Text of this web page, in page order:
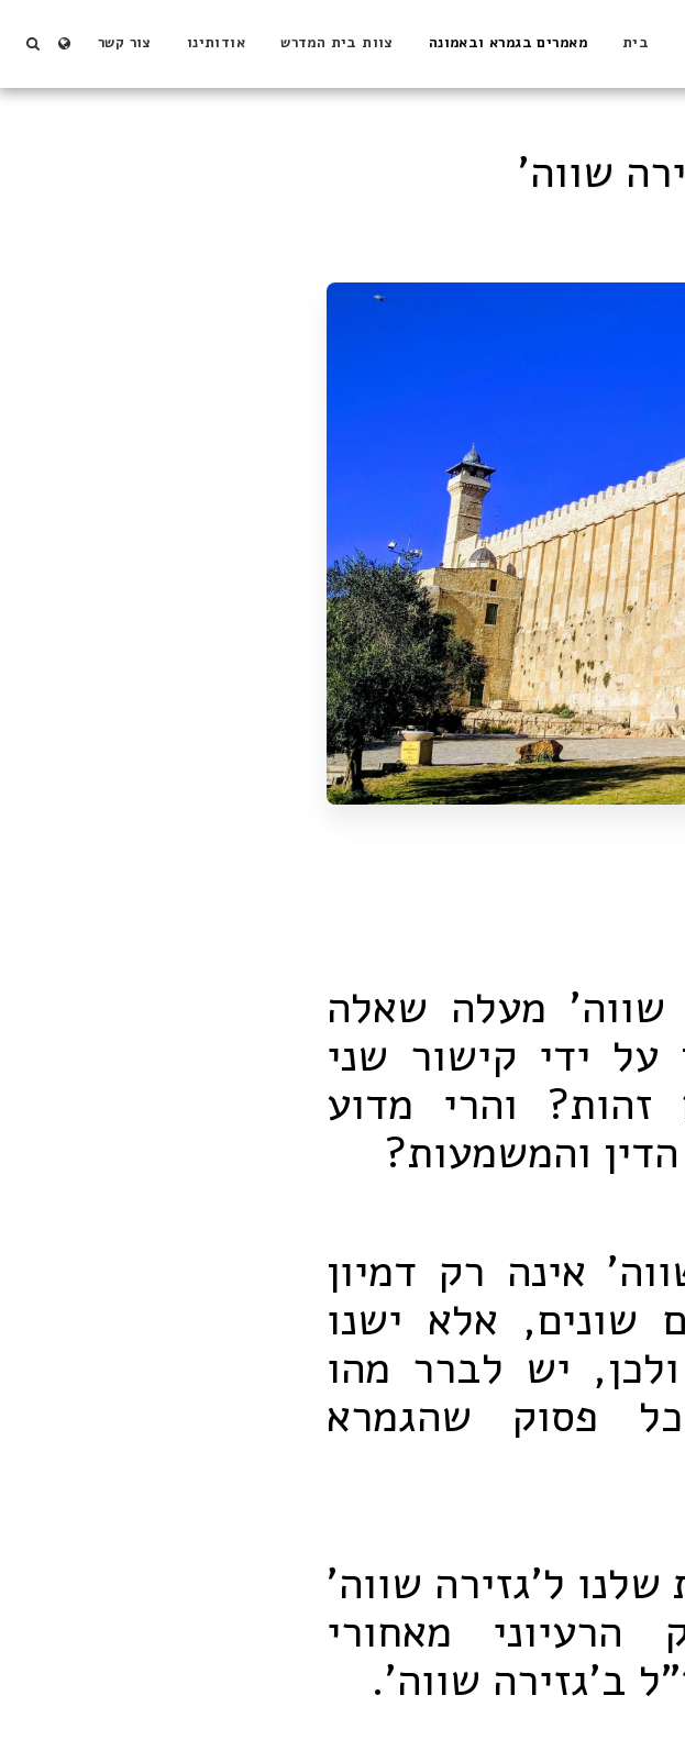
בית מאמרים בגמרא ובאמונה צוות בית המדרש אודותינו צור קשר
שווה'
שווה' מעלה שאלה
על ידי קישור שני
והרי מדוע
והמשמעות?
אינה רק דמיון
שונים, אלא ישנו
יש לברר מהו
פסוק שהגמרא
ל'גזירה שווה'
מאחורי
ב'גזירה שווה'.